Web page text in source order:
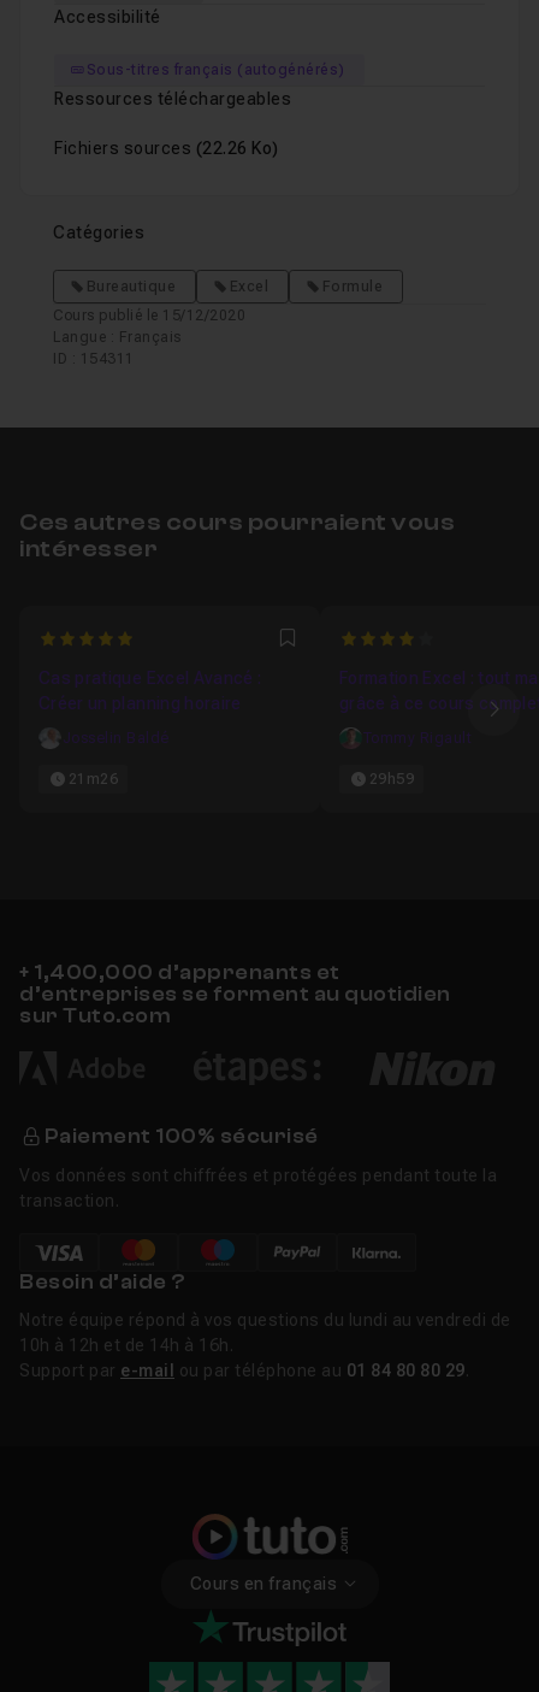
Accessibilité
Sous-titres français (autogénérés)
Ressources téléchargeables
Fichiers sources (22.26 Ko)
Catégories
Bureautique Excel
Formule
Cours publié le 15/12/2020
Langue : Français
ID : 154311
Ces autres cours pourraient vous
intéresser
5 Favori
Cas pratique Excel Avancé :
Créer un planning horaire
Josselin Baldé
21m26
4
Formation Excel : tout
grâce à ce cours
Tommy Rigault
29h59
+ 1,400,000 d’apprenants et
d’entreprises se forment au quotidien
sur Tuto.com
Paiement 100% sécurisé
Vos données sont chiffrées et protégées pendant toute la
transaction.
Besoin d’aide ?
Notre équipe répond à vos questions du lundi au vendredi de
10h à 12h et de 14h à 16h.
Support par e-mail ou par téléphone au 01 84 80 80 29
Cours en français